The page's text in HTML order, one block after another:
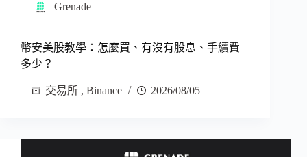
Grenade
幣安美股教學：怎麼買、有沒有股息、手續費
多少？
交易所 , Binance 2026/08/05